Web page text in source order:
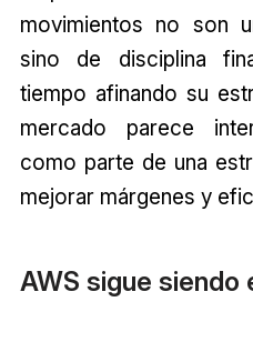
movimientos no son
sino de disciplina
tiempo afinando su
mercado parece
como parte de una
mejorar márgenes y
AWS sigue siendo